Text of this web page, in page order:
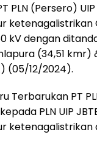
PLN (Persero)
ketenagalistrikan
kV dengan
(34,51 kmr)
(05/12/2024).
Terbarukan PT
PLN UIP
ketenagalistrikan